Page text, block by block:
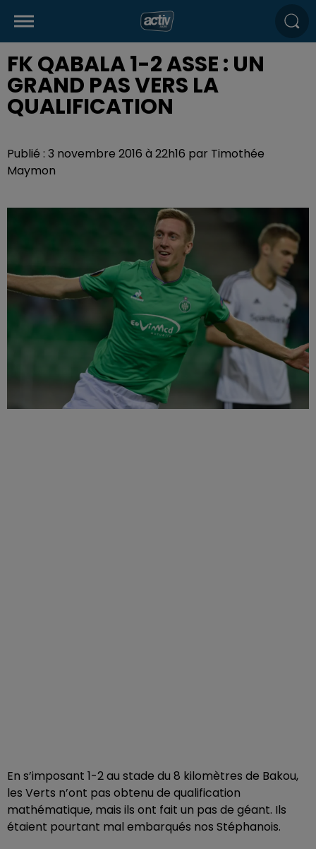
FK QABALA 1-2 ASSE : UN
GRAND PAS VERS LA
QUALIFICATION
Publié : 3 novembre 2016 à 22h16 par Timothée
Maymon
En s’imposant 1-2 au stade du 8 kilomètres de Bakou,
les Verts n’ont pas obtenu de qualification
mathématique, mais ils ont fait un pas de géant. Ils
étaient pourtant mal embarqués nos Stéphanois.